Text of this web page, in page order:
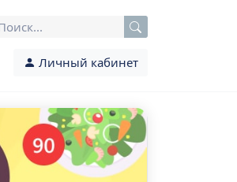
Личный кабинет